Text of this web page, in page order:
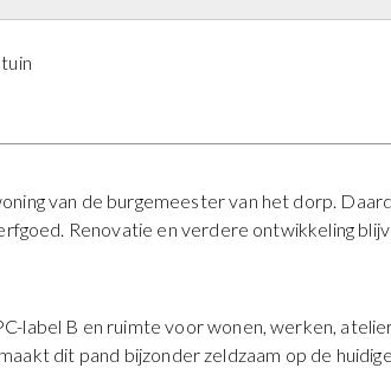
van de burgemeester van het dorp.
Renovatie en verdere ontwikkeling
label B en ruimte voor wonen, werken,
dit pand bijzonder zeldzaam op de